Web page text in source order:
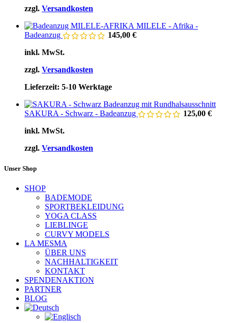
zzgl. Versandkosten
MILELE - Afrika -
Badeanzug
145,00 €
inkl. MwSt.
zzgl. Versandkosten
Lieferzeit: 5-10 Werktage
SAKURA - Schwarz - Badeanzug 125,00 €
inkl. MwSt.
zzgl. Versandkosten
Unser Shop
SHOP
BADEMODE
SPORTBEKLEIDUNG
YOGA CLASS
LIEBLINGE
CURVY MODELS
LA MESMA
ÜBER UNS
NACHHALTIGKEIT
KONTAKT
SPENDENAKTION
PARTNER
BLOG